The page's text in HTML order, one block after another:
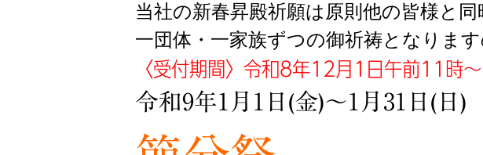
当社の新春昇殿祈願は原則他の皆様と
一団体・一家族ずつの御祈祷となりま
〈受付期間〉令和8年12月1日午前11時〜
令和9年1月1日(金)〜1月31日(日)